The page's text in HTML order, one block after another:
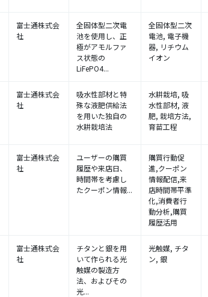
富士通株式会
社
全固体型二次電
池を使用し、正
極がアモルファ
ス状態の
LiFePO4...
全固体型二次
電池, 電子機
器, リチウム
イオン
富士通株式会
社
吸水性部材と特
殊な液肥供給法
を用いた独自の
水耕栽培法
水耕栽培, 吸
水性部材, 液
肥, 栽培方法,
育苗工程
富士通株式会
社
ユーザーの購買
履歴や来店日、
時間帯を考慮し
たクーポン情報...
購買行動促
進,クーポン
情報配信,来
店時間帯平準
化,消費者行
動分析,購買
履歴活用
富士通株式会
社
チタンと銀を用
いて作られる光
触媒の製造方
法、およびその
光...
光触媒, チタ
ン, 銀